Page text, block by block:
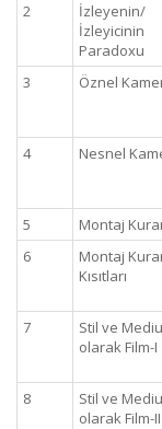
2
İzleyenin/
İzleyicinin
Paradoxu
3
Öznel
4
Nesnel
5
Montaj
6
Montaj
Kısıtları
7
Stil ve
olarak Film-I
8
Stil ve
olarak Film-II